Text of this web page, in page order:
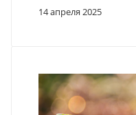
14 апреля 2025